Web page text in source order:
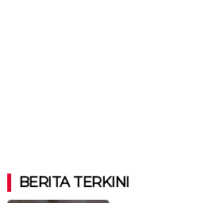
BERITA TERKINI